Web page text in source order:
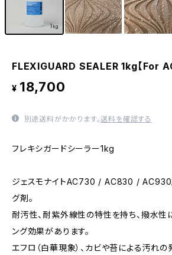
FLEXIGUARD SEALER 1kg【For
¥ 18,700
別途送料がかかります。送料を確認する
フレキシガードシーラー1kg
ジェスモナイトAC730 / AC830 / AC930
グ剤。
耐汚性、耐紫外線性の特性を持ち、撥水性
ング効果があります。
エフロ（白華現象）、カビや苔による汚れの